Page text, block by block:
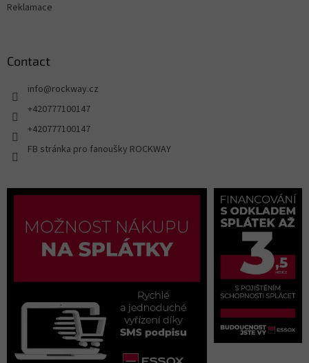
Reklamace
Contact
info@rockway.cz
+420777100147
+420777100147
FB stránka pro fanoušky ROCKWAY